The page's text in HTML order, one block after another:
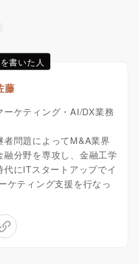
書いた人
藤
ケティング・AI/DX業務
問題によってM&A業界
分野を専攻し、金融工学
にITスタートアップでイ
ケティング支援を行なっ